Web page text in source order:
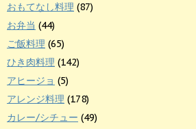
おもてなし料理 (87)
お弁当 (44)
ご飯料理 (65)
ひき肉料理 (142)
アヒージョ (5)
アレンジ料理 (178)
カレー/シチュー (49)